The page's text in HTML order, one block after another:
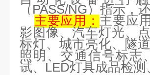
（ PASS/NG）指示，
主要应用： 主要应
影图像、汽车灯光、
标灯、城市亮化、隧
照明、交通信号标志
试、 LED灯具成品检测